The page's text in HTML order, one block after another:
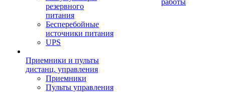
резервного
питания
Бесперебойные
источники питания
UPS
Приемники и пульты
дистанц. управления
Приемники
Пульты управления
работы